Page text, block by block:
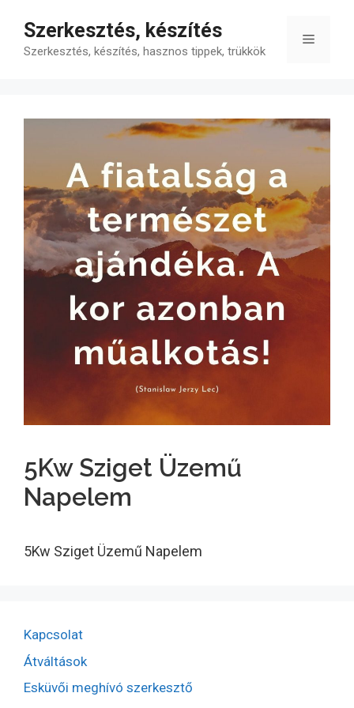
tartalomba
Szerkesztés, készítés
Szerkesztés, készítés, hasznos tippek, trükkök
Menü
5Kw Sziget Üzemű
Napelem
5Kw Sziget Üzemű Napelem
Kapcsolat
Átváltások
Esküvői meghívó szerkesztő